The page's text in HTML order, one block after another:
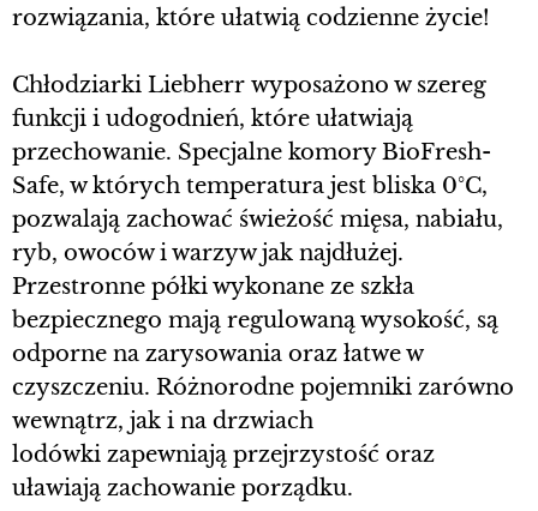
rozwiązania, które ułatwią codzienne życie!
Chłodziarki Liebherr wyposażono w szereg
funkcji i udogodnień, które ułatwiają
przechowanie. Specjalne komory BioFresh-
Safe, w których temperatura jest bliska 0°C,
pozwalają zachować świeżość mięsa, nabiału,
ryb, owoców i warzyw jak najdłużej.
Przestronne półki wykonane ze szkła
bezpiecznego mają regulowaną wysokość, są
odporne na zarysowania oraz łatwe w
czyszczeniu. Różnorodne pojemniki zarówno
wewnątrz, jak i na drzwiach
lodówki zapewniają przejrzystość oraz
uławiają zachowanie porządku.